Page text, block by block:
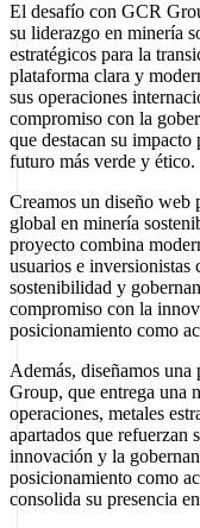
El desafío con GCR
su liderazgo en minería
estratégicos para la
plataforma clara y
sus operaciones
compromiso con la
que destacan su
futuro más verde y ético.
Creamos un diseño web
global en minería
proyecto combina
usuarios e inversionistas
sostenibilidad y
compromiso con la
posicionamiento como
Además, diseñamos
Group, que entrega una
operaciones, metales
apartados que refuerzan
innovación y la
posicionamiento como
consolida su presencia